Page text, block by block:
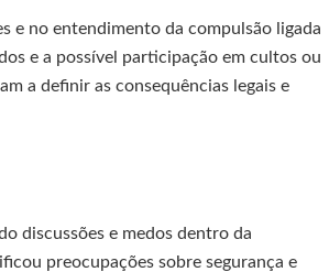
e no entendimento da compulsão ligada
e a possível participação em cultos ou
a definir as consequências legais e
discussões e medos dentro da
preocupações sobre segurança e